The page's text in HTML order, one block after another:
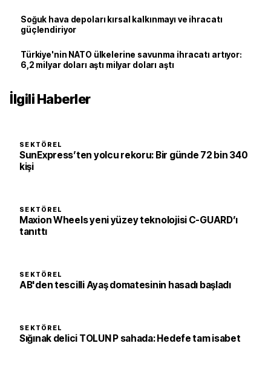
Soğuk hava depoları kırsal kalkınmayı ve ihracatı
güçlendiriyor
Türkiye'nin NATO ülkelerine savunma ihracatı artıyor:
6,2 milyar doları aştı milyar doları aştı
İlgili Haberler
SEKTÖREL
SunExpress’ten yolcu rekoru: Bir günde 72 bin 340
kişi
SEKTÖREL
Maxion Wheels yeni yüzey teknolojisi C-GUARD’ı
tanıttı
SEKTÖREL
AB'den tescilli Ayaş domatesinin hasadı başladı
SEKTÖREL
Sığınak delici TOLUN P sahada: Hedefe tam isabet